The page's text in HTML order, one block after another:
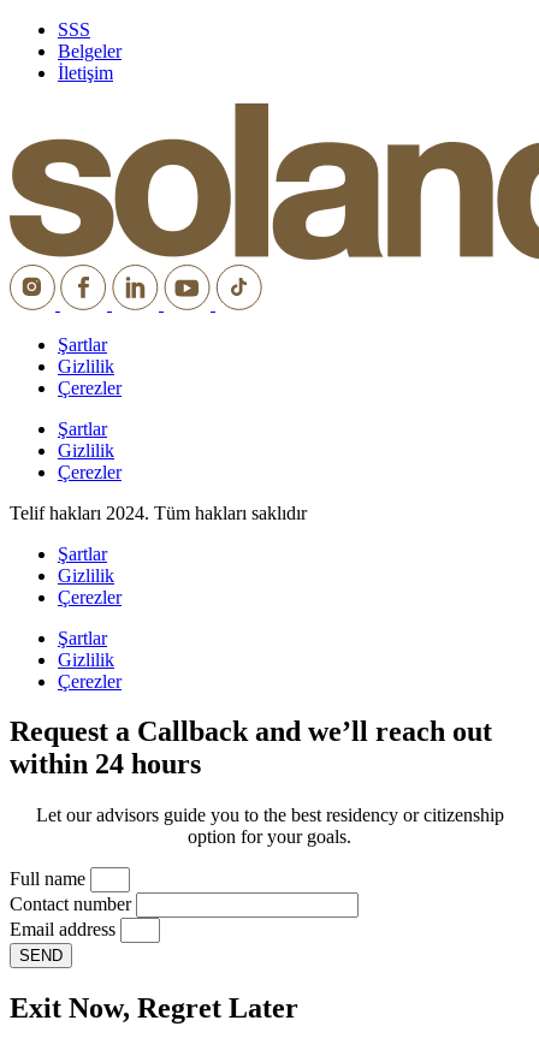
SSS
Belgeler
İletişim
Şartlar
Gizlilik
Çerezler
Şartlar
Gizlilik
Çerezler
Telif hakları 2024. Tüm hakları saklıdır
Şartlar
Gizlilik
Çerezler
Şartlar
Gizlilik
Çerezler
Request a Callback and we’ll reach out
within 24 hours
Let our advisors guide you to the best residency or citizenship
option for your goals.
Full name
Contact number
Email address
SEND
Exit Now, Regret Later